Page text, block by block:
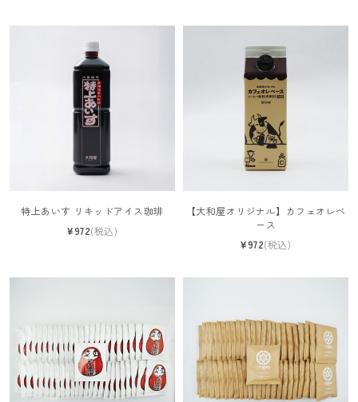
特上あいす リキッドアイス珈琲
¥972(税込)
【大和屋オリジナル】カフェオレベ
ース
¥972(税込)